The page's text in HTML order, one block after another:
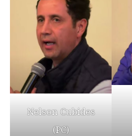
Nelson Cubides
(PC)